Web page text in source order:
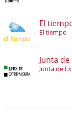
El
El tiempo
Junta
Junta de